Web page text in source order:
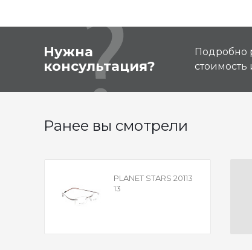
Нужна
консультация?
Подробно
Ранее вы смотрели
PLANET STARS 20113
13